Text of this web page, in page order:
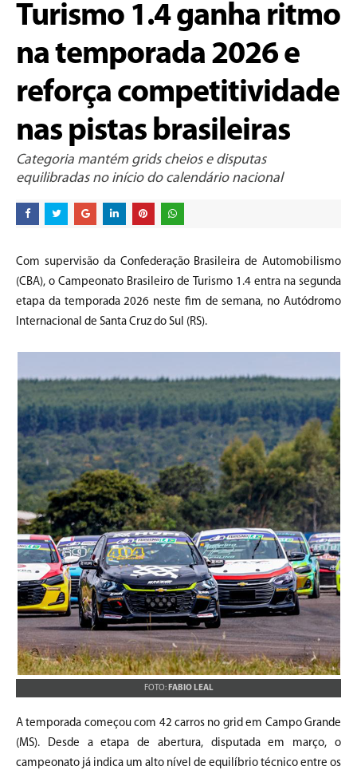
Turismo 1.4 ganha ritmo
na temporada 2026 e
reforça competitividade
nas pistas brasileiras
Categoria mantém grids cheios e disputas
equilibradas no início do calendário nacional
Com supervisão da Confederação Brasileira de Automobilismo
(CBA), o Campeonato Brasileiro de Turismo 1.4 entra na segunda
etapa da temporada 2026 neste fim de semana, no Autódromo
Internacional de Santa Cruz do Sul (RS).
FOTO: FABIO LEAL
A temporada começou com 42 carros no grid em Campo Grande
(MS). Desde a etapa de abertura, disputada em março, o
campeonato já indica um alto nível de equilíbrio técnico entre os